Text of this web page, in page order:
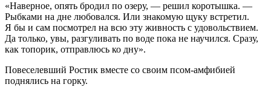
«Наверное, опять бродил по озеру, — решил коротышка. —
Рыбками на дне любовался. Или знакомую щуку встретил.
Я бы и сам посмотрел на всю эту живность с удовольствием.
Да только, увы, разгуливать по воде пока не научился. Сразу,
как топорик, отправлюсь ко дну».
Повеселевший Ростик вместе со своим псом-амфибией
поднялись на горку.